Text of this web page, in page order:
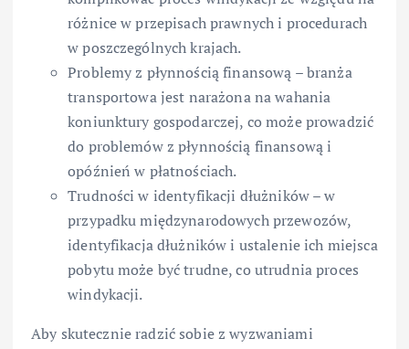
różnice w przepisach prawnych i procedurach
w poszczególnych krajach.
Problemy z płynnością finansową – branża
transportowa jest narażona na wahania
koniunktury gospodarczej, co może prowadzić
do problemów z płynnością finansową i
opóźnień w płatnościach.
Trudności w identyfikacji dłużników – w
przypadku międzynarodowych przewozów,
identyfikacja dłużników i ustalenie ich miejsca
pobytu może być trudne, co utrudnia proces
windykacji.
Aby skutecznie radzić sobie z wyzwaniami